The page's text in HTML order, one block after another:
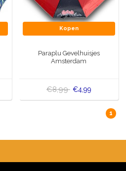
Kopen
Paraplu Gevelhuisjes
Amsterdam
€8,99 €4,99
1